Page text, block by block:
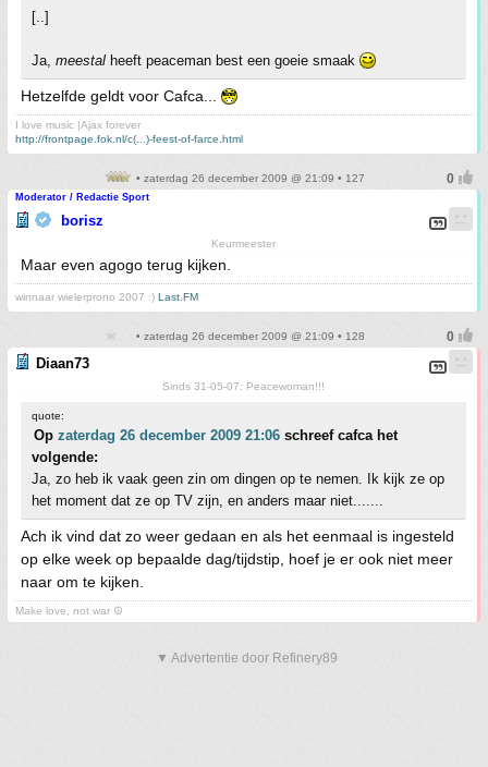
[..]
Ja, meestal heeft peaceman best een goeie smaak
Hetzelfde geldt voor Cafca...
I love music |Ajax forever
http://frontpage.fok.nl/c(...)-feest-of-farce.html
• zaterdag 26 december 2009 @ 21:09 • 127
Moderator / Redactie Sport
borisz
Keurmeester
Maar even agogo terug kijken.
winnaar wielerprono 2007 :) Last.FM
• zaterdag 26 december 2009 @ 21:09 • 128
Diaan73
Sinds 31-05-07: Peacewoman!!!
quote:
Op zaterdag 26 december 2009 21:06 schreef cafca het
volgende:
Ja, zo heb ik vaak geen zin om dingen op te nemen. Ik kijk ze op
het moment dat ze op TV zijn, en anders maar niet.......
Ach ik vind dat zo weer gedaan en als het eenmaal is ingesteld
op elke week op bepaalde dag/tijdstip, hoef je er ook niet meer
naar om te kijken.
Make love, not war ☮
▼ Advertentie door Refinery89